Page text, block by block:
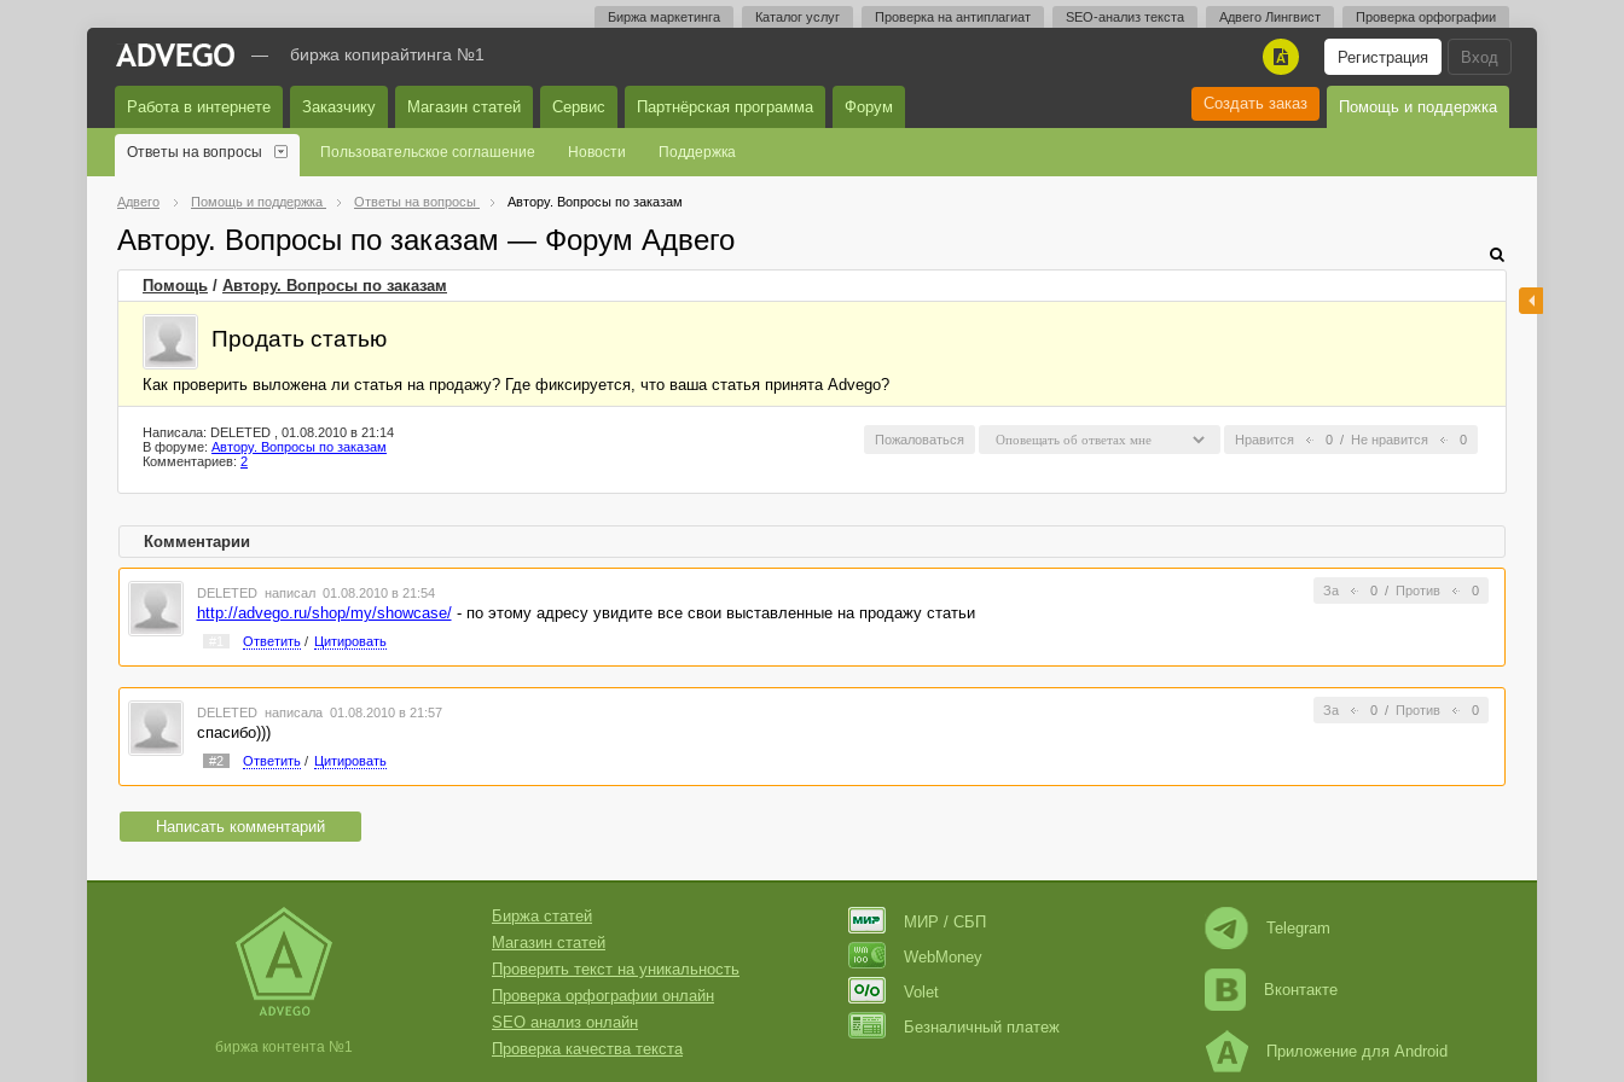
Биржа маркетинга Каталог услуг Проверка на антиплагиат SEO-анализ текста Адвего Лингвист Проверка орфографии
Вход
Регистрация
A
— биржа копирайтинга №1
Работа в интернете Заказчику Магазин статей Сервис Партнёрская программа Форум Помощь и поддержка
Создать заказ
Ответы на вопросы Пользовательское соглашение Новости Поддержка
Адвего Помощь и поддержка Ответы на вопросы Автору. Вопросы по заказам
Автору. Вопросы по заказам — Форум Адвего
Помощь / Автору. Вопросы по заказам
Продать статью
Как проверить выложена ли статья на продажу? Где фиксируется, что ваша статья принята Advego?
Нравится 0 / Не нравится 0
Пожаловаться
Написала: DELETED , 01.08.2010 в 21:14
В форуме: Автору. Вопросы по заказам
Комментариев: 2
Комментарии
За 0/ Против 0
DELETED написал 01.08.2010 в 21:54
http://advego.ru/shop/my/showcase/- по этому адресу увидите все свои выставленные на продажу статьи
Ответить/ Цитировать
За 0/ Против 0
DELETED написала 01.08.2010 в 21:57
спасибо)))
#2 Ответить/ Цитировать
Написать комментарий
биржа контента №1
Биржа статей
Магазин статей
Проверить текст на уникальность
Проверка орфографии онлайн
SEO анализ онлайн
Проверка качества текста
МИР / СБП
WebMoney
Volet
Безналичный платеж
Telegram
Вконтакте
Приложение для Android